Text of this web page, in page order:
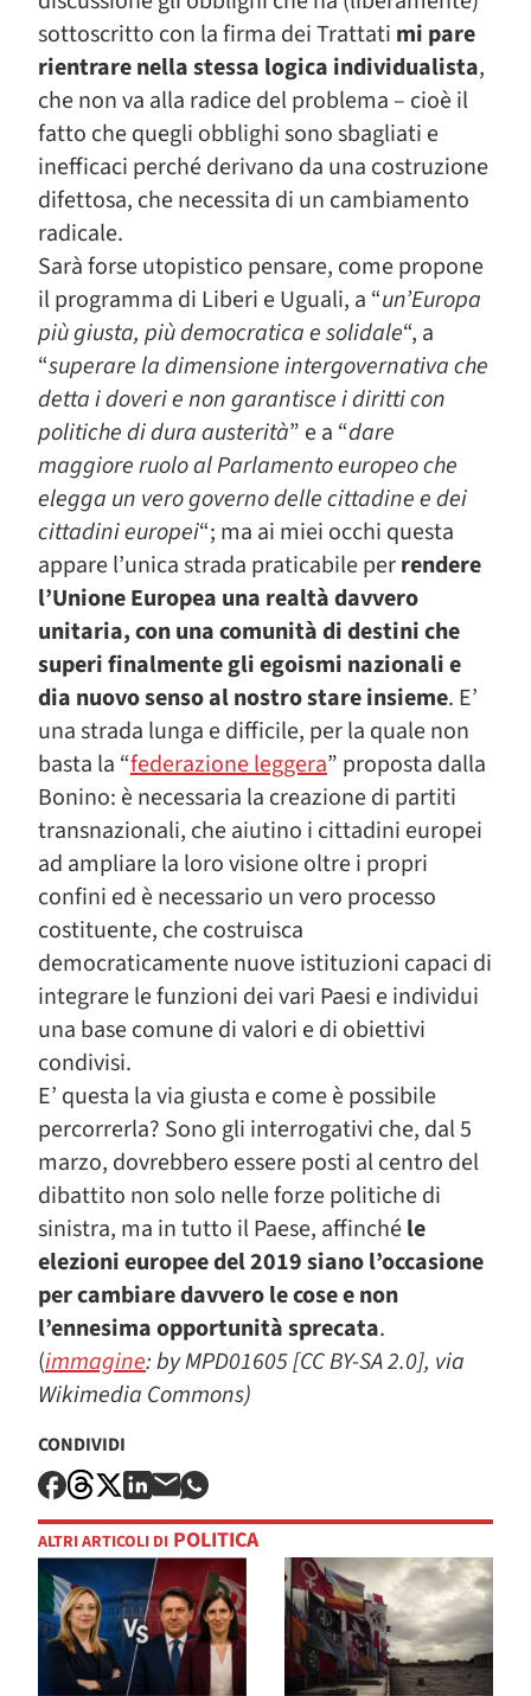
sottoscritto con la firma dei Trattati mi pare
rientrare nella stessa logica individualista,
che non va alla radice del problema – cioè il
fatto che quegli obblighi sono sbagliati e
inefficaci perché derivano da una costruzione
difettosa, che necessita di un cambiamento
radicale.
Sarà forse utopistico pensare, come propone
il programma di Liberi e Uguali, a “un’Europa
più giusta, più democratica e solidale“, a
“superare la dimensione intergovernativa che
detta i doveri e non garantisce i diritti con
politiche di dura austerità” e a “dare
maggiore ruolo al Parlamento europeo che
elegga un vero governo delle cittadine e dei
cittadini europei“; ma ai miei occhi questa
appare l’unica strada praticabile perrendere
l’Unione Europea una realtà davvero
unitaria, con una comunità di destini che
superi finalmente gli egoismi nazionali e
dia nuovo senso al nostro stare insieme. E’
una strada lunga e difficile, per la quale non
basta la “federazione leggera” proposta dalla
Bonino: è necessaria la creazione di partiti
transnazionali, che aiutino i cittadini europei
ad ampliare la loro visione oltre i propri
confini ed è necessario un vero processo
costituente, che costruisca
democraticamente nuove istituzioni capaci di
integrare le funzioni dei vari Paesi e individui
una base comune di valori e di obiettivi
condivisi.
E’ questa la via giusta e come è possibile
percorrerla? Sono gli interrogativi che, dal 5
marzo, dovrebbero essere posti al centro del
dibattito non solo nelle forze politiche di
sinistra, ma in tutto il Paese, affinchéle
elezioni europee del 2019 siano l’occasione
per cambiare davvero le cose e non
l’ennesima opportunità sprecata.
(immagine: by MPD01605 [CC BY-SA 2.0], via
Wikimedia Commons)
CONDIVIDI
ALTRI ARTICOLI DI POLITICA